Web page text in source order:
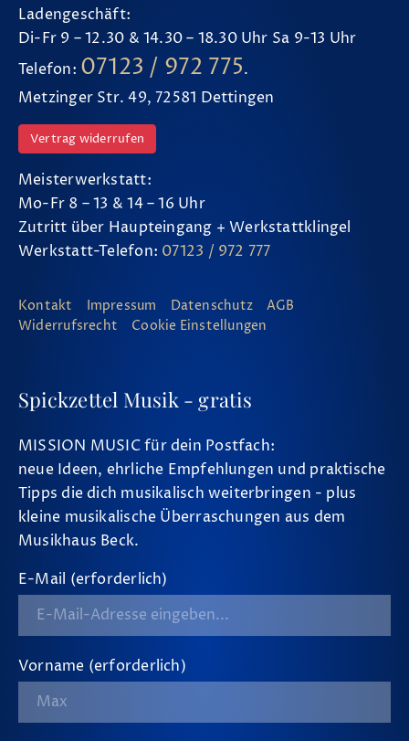
Ladengeschäft:
Di-Fr 9 – 12.30 & 14.30 – 18.30 Uhr Sa 9-13 Uhr
Telefon: 07123 / 972 775.
Metzinger Str. 49, 72581 Dettingen
Vertrag widerrufen
Meisterwerkstatt:
Mo-Fr 8 – 13 & 14 – 16 Uhr
Zutritt über Haupteingang + Werkstattklingel
Werkstatt-Telefon: 07123 / 972 777
Kontakt Impressum Datenschutz
AGB
Widerrufsrecht
Cookie Einstellungen
Spickzettel Musik - gratis
MISSION MUSIC für dein Postfach:
neue Ideen, ehrliche Empfehlungen und praktische
Tipps die dich musikalisch weiterbringen - plus
kleine musikalische Überraschungen aus dem
Musikhaus Beck.
E-Mail (erforderlich)
Vorname (erforderlich)